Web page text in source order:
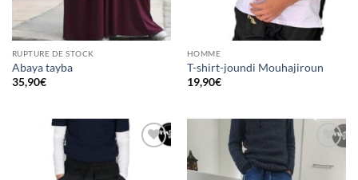
RUPTURE DE STOCK
Abaya tayba
35,90€
HOMME
T-shirt-joundi Mouhajiroun
19,90€
à la liste